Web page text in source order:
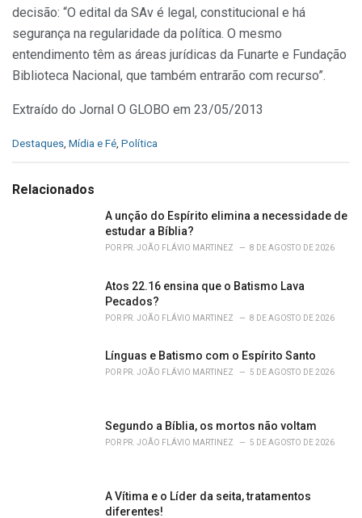
decisão: “O edital da SAv é legal, constitucional e há
segurança na regularidade da política. O mesmo
entendimento têm as áreas jurídicas da Funarte e Fundação
Biblioteca Nacional, que também entrarão com recurso”.
Extraído do Jornal O GLOBO em 23/05/2013
C
e
Destaques Mídia e Fé Política
Relacionados
A unção do Espírito elimina a necessidade de
estudar a Bíblia?
POR PR. JOÃO FLÁVIO MARTINEZ 8 DE AGOSTO DE 2026
Atos 22.16 ensina que o Batismo Lava
Pecados?
POR PR. JOÃO FLÁVIO MARTINEZ 8 DE AGOSTO DE 2026
Línguas e Batismo com o Espírito Santo
POR PR. JOÃO FLÁVIO MARTINEZ 5 DE AGOSTO DE 2026
Segundo a Bíblia, os mortos não voltam
POR PR. JOÃO FLÁVIO MARTINEZ 5 DE AGOSTO DE 2026
A Vítima e o Líder da seita, tratamentos
diferentes!